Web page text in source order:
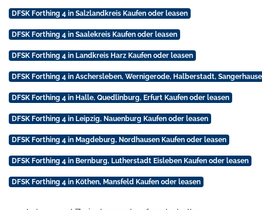
DFSK Forthing 4 in Salzlandkreis Kaufen oder leasen
DFSK Forthing 4 in Saalekreis Kaufen oder leasen
DFSK Forthing 4 in Landkreis Harz Kaufen oder leasen
DFSK Forthing 4 in Aschersleben, Wernigerode, Halberstadt,
DFSK Forthing 4 in Halle, Quedlinburg, Erfurt Kaufen oder leasen
DFSK Forthing 4 in Leipzig, Nauenburg Kaufen oder leasen
DFSK Forthing 4 in Magdeburg, Nordhausen Kaufen oder leasen
DFSK Forthing 4 in Bernburg, Lutherstadt Eisleben Kaufen oder leasen
DFSK Forthing 4 in Köthen, Mansfeld Kaufen oder leasen